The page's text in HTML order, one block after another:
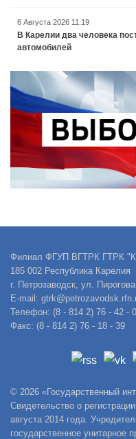
6 Августа 2026 11:19
В Карелии два человека
автомобилей
Филиал ФГУП ВГТРК ГТРК
185 002 Республика Карелия
г. Петрозаводск, ул.
E-mail:
Телефон: (8 - 814 2) 76 - 42 -
Факс: (8 - 814 2) 76 - 18 - 39
© 2026 «Государственный
Свидетельство о
августа 2014 года.
государственное унитарное